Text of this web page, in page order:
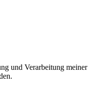
und Verarbeitung meiner